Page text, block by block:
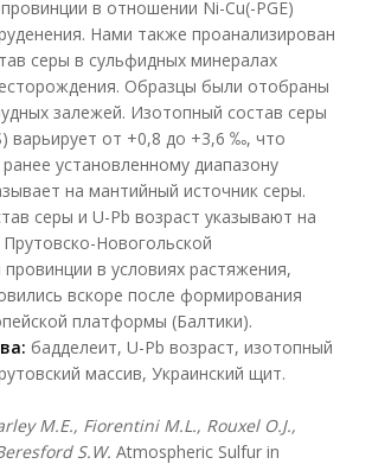
в отношении Ni-Cu(-PGE)
Нами также проанализирован
серы в сульфидных минералах
Образцы были отобраны
залежей. Изотопный состав серы
варьирует от +0,8 до +3,6 ‰, что
установленному диапазону
на мантийный источник серы.
серы и U-Pb возраст указывают на
Новогольской
в условиях растяжения,
вскоре после формирования
платформы (Балтики).
бадделеит, U-Pb возраст, изотопный
массив, Украинский щит.
M.E., Fiorentini M.L., Rouxel O.J.,
S.W. Atmospheric Sulfur in